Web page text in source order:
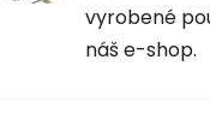
vyrobené
náš e-shop.